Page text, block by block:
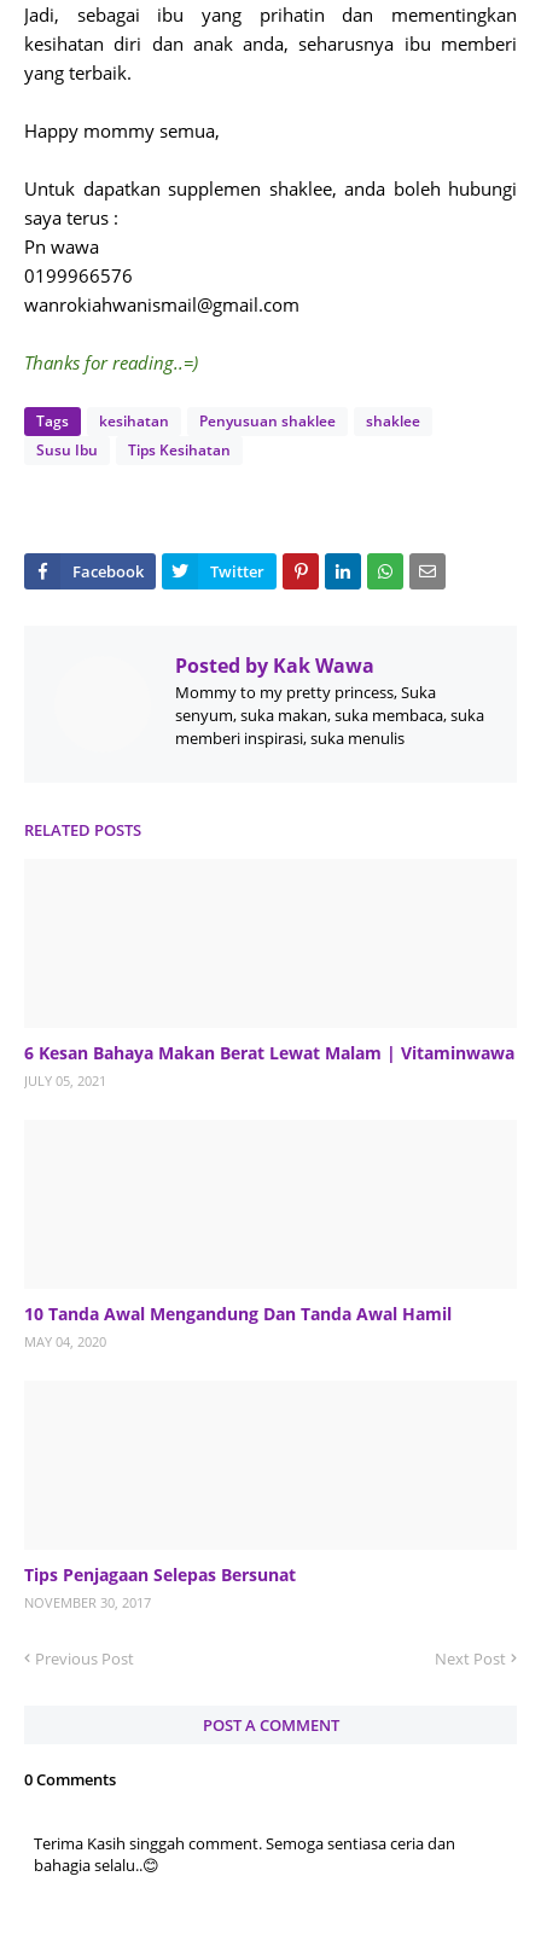
Jadi, sebagai ibu yang prihatin dan mementingkan
kesihatan diri dan anak anda, seharusnya ibu memberi
yang terbaik.
Happy mommy semua,
Untuk dapatkan supplemen shaklee, anda boleh hubungi
saya terus :
Pn wawa
0199966576
wanrokiahwanismail@gmail.com
Thanks for reading..=)
Tags kesihatan Penyusuan shaklee
shaklee
Susu Ibu
Tips Kesihatan
Posted by Kak Wawa
Mommy to my pretty princess, Suka
senyum, suka makan, suka membaca, suka
memberi inspirasi, suka menulis
RELATED POSTS
6 Kesan Bahaya Makan Berat Lewat Malam | Vitaminwawa
JULY 05, 2021
10 Tanda Awal Mengandung Dan Tanda Awal Hamil
MAY 04, 2020
Tips Penjagaan Selepas Bersunat
NOVEMBER 30, 2017
Previous Post Next Post
POST A COMMENT
0 Comments
Terima Kasih singgah comment. Semoga sentiasa ceria dan
bahagia selalu..😊